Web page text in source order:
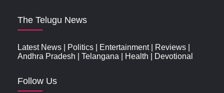
The Telugu News
Latest News Politics Entertainment| Reviews
Andhra Pradesh
Telangana Health Devotional
Follow Us